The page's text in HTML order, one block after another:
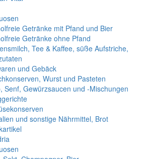
Getränke mit Pfand und Bier
Getränke ohne Pfand
Tee & Kaffee, süße Aufstriche,
und Gebäck
Wurst und Pasteten
Senf, Gewürzsaucen und -Mischungen
und sonstige Nährmittel, Brot